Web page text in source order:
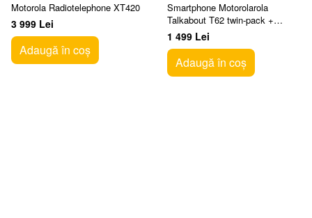
Motorola Radiotelephone XT420
3 999 Lei
Adaugă în coș
Smartphone Motorolarola
Talkabout T62 twin-pack +
charger, Blue
1 499 Lei
Adaugă în coș